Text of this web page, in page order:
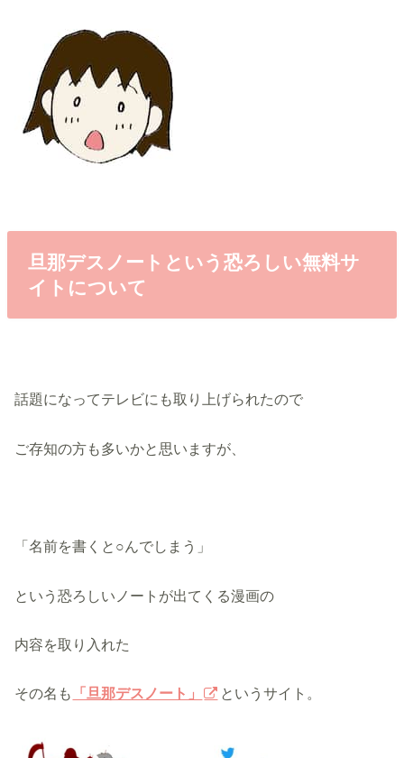
旦那デスノートという恐ろしい無料サ
イトについて
話題になってテレビにも取り上げられたので
ご存知の方も多いかと思いますが、
「名前を書くと○んでしまう」
という恐ろしいノートが出てくる漫画の
内容を取り入れた
その名も 「旦那デスノート」 というサイト。